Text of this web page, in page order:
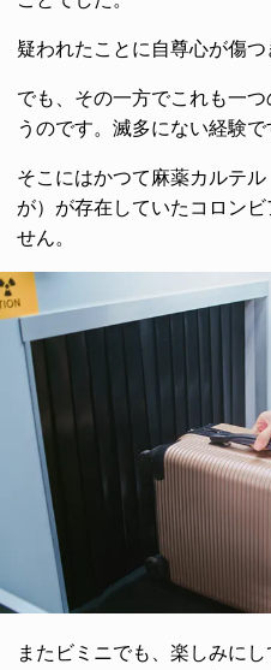
疑われたことに自尊心が傷つ
でも、その一方でこれも一
うのです。滅多にない経験で
そこにはかつて麻薬カルテ
が）が存在していたコロン
せん。
またビミニでも、楽しみに